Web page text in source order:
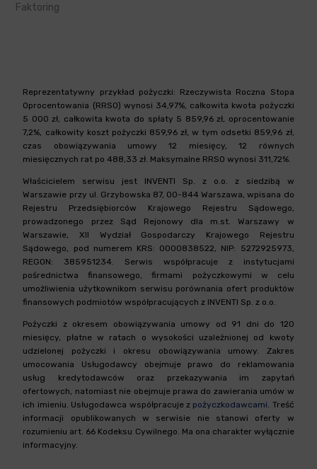
Faktoring
Reprezentatywny przykład pożyczki: Rzeczywista Roczna Stopa
Oprocentowania (RRSO) wynosi 34,97%, całkowita kwota pożyczki
5 000 zł, całkowita kwota do spłaty 5 859,96 zł, oprocentowanie
7,2%, całkowity koszt pożyczki 859,96 zł, w tym odsetki 859,96 zł,
czas obowiązywania umowy 12 miesięcy, 12 równych
miesięcznych rat po 488,33 zł. Maksymalne RRSO wynosi 311,72%.
Właścicielem serwisu jest INVENTI Sp. z o.o. z siedzibą w
Warszawie przy ul. Grzybowska 87, 00-844 Warszawa, wpisana do
Rejestru Przedsiębiorców Krajowego Rejestru Sądowego,
prowadzonego przez Sąd Rejonowy dla m.st. Warszawy w
Warszawie, XII Wydział Gospodarczy Krajowego Rejestru
Sądowego, pod numerem KRS: 0000838522, NIP: 5272925973,
REGON: 385951234. Serwis współpracuje z instytucjami
pośrednictwa finansowego, firmami pożyczkowymi w celu
umożliwienia użytkownikom serwisu porównania ofert produktów
finansowych podmiotów współpracujących z INVENTI Sp. z o.o.
Pożyczki z okresem obowiązywania umowy od 91 dni do 120
miesięcy, płatne w ratach o wysokości uzależnionej od kwoty
udzielonej pożyczki i okresu obowiązywania umowy. Zakres
umocowania Usługodawcy obejmuje prawo do reklamowania
usług kredytodawców oraz przekazywania im zapytań
ofertowych, natomiast nie obejmuje prawa do zawierania umów w
ich imieniu. Usługodawca współpracuje z pożyczkodawcami. Treść
informacji opublikowanych w serwisie nie stanowi oferty w
rozumieniu art. 66 Kodeksu Cywilnego. Ma ona charakter wyłącznie
informacyjny.